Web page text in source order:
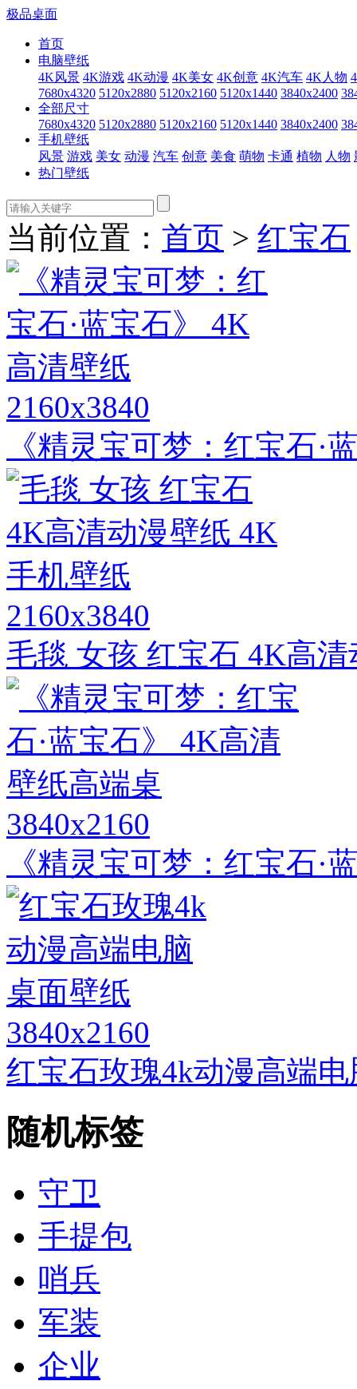
极品桌面
首页
电脑壁纸
4K风景 4K游戏 4K动漫 4K美女 4K创意 4K汽车 4K人物
7680x4320 5120x2880 5120x2160 5120x1440 3840x2400
全部尺寸
7680x4320 5120x2880 5120x2160 5120x1440 3840x2400
手机壁纸
风景 游戏 美女 动漫 汽车 创意 美食 萌物 卡通 植物 人物
热门壁纸
当前位置： 首页 > 红宝石
2160x3840
《精灵宝可梦：红宝石·
2160x3840
毛毯 女孩 红宝石 4K高
3840x2160
《精灵宝可梦：红宝石·
3840x2160
红宝石玫瑰4k动漫高端
随机标签
守卫
手提包
哨兵
军装
企业